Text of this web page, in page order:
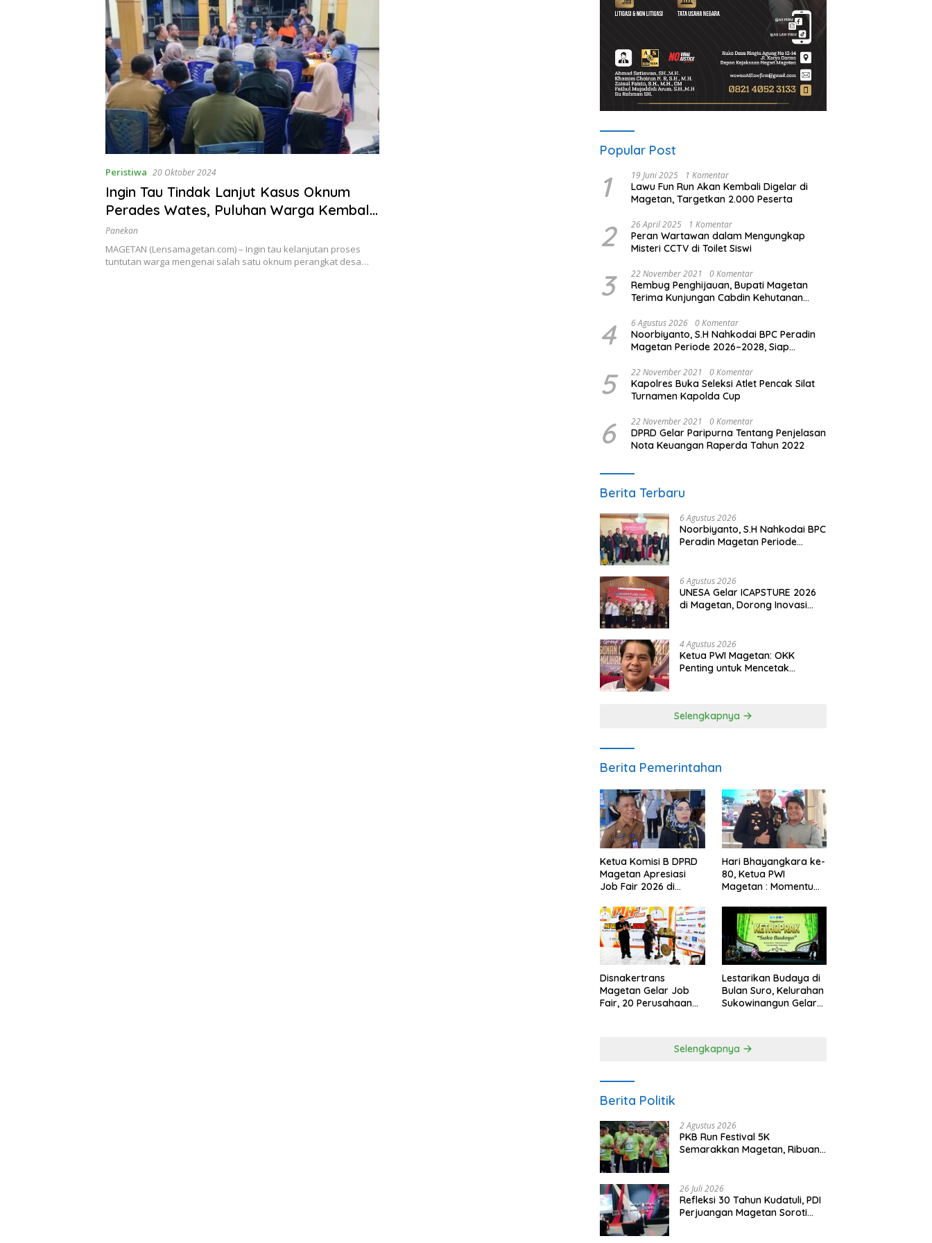
Peristiwa 20 Oktober 2024
Ingin Tau Tindak Lanjut Kasus Oknum
Perades Wates, Puluhan Warga Kembali
Datangi Kantor Desa
Panekan
MAGETAN (Lensamagetan.com) – Ingin tau kelanjutan proses
tuntutan warga mengenai salah satu oknum perangkat desa…
Popular Post
1 19 Juni 2025 1 Komentar
Lawu Fun Run Akan Kembali Digelar di
Magetan, Targetkan 2.000 Peserta
2 26 April 2025 1 Komentar
Peran Wartawan dalam Mengungkap
Misteri CCTV di Toilet Siswi
3 22 November 2021 0 Komentar
Rembug Penghijauan, Bupati Magetan
Terima Kunjungan Cabdin Kehutanan
4 6 Agustus 2026 0 Komentar
Noorbiyanto, S.H Nahkodai BPC Peradin
Magetan Periode 2026–2028, Siap
5 22 November 2021 0 Komentar
Kapolres Buka Seleksi Atlet Pencak Silat
Turnamen Kapolda Cup
6 22 November 2021 0 Komentar
DPRD Gelar Paripurna Tentang Penjelasan
Nota Keuangan Raperda Tahun 2022
Berita Terbaru
6 Agustus 2026
Noorbiyanto, S.H Nahkodai BPC
Peradin Magetan Periode
6 Agustus 2026
UNESA Gelar ICAPSTURE 2026
di Magetan, Dorong Inovasi
4 Agustus 2026
Ketua PWI Magetan: OKK
Penting untuk Mencetak
Selengkapnya
Berita Pemerintahan
Ketua Komisi B DPRD
Magetan Apresiasi
Job Fair 2026 di
Anggaran
Hari Bhayangkara ke-
80, Ketua PWI
Magetan : Momentum
Kepercayaan Publik
Disnakertrans
Magetan Gelar Job
Fair, 20 Perusahaan
Lestarikan Budaya di
Bulan Suro, Kelurahan
Sukowinangun Gelar
Selengkapnya
Berita Politik
2 Agustus 2026
PKB Run Festival 5K
Semarakkan Magetan, Ribuan
26 Juli 2026
Refleksi 30 Tahun Kudatuli, PDI
Perjuangan Magetan Soroti